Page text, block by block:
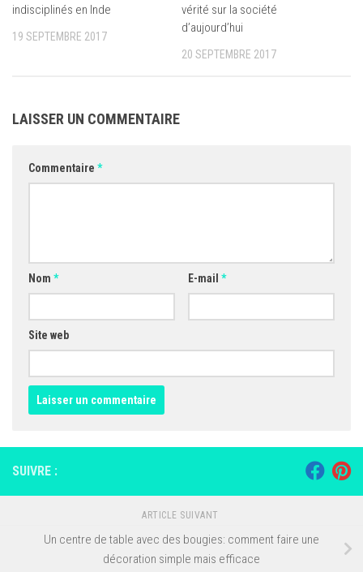
indisciplinés en Inde
19 SEPTEMBRE 2017
vérité sur la société
d’aujourd’hui
20 SEPTEMBRE 2017
LAISSER UN COMMENTAIRE
Commentaire *
Nom * E-mail *
Site web
SUIVRE :
ARTICLE SUIVANT
Un centre de table avec des bougies: comment faire une
décoration simple mais efficace